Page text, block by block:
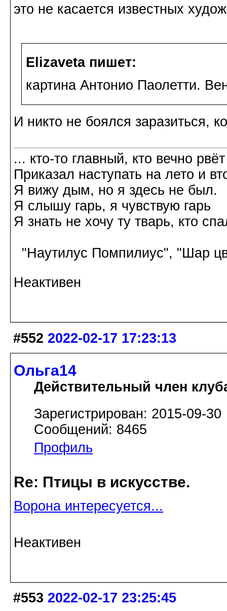
это не касается известных
Elizaveta пишет:
картина Антонио Паолетти.
И никто не боялся заразиться,
... кто-то главный, кто вечно рвёт
Приказал наступать на лето и
Я вижу дым, но я здесь не был.
Я слышу гарь, я чувствую гарь
Я знать не хочу ту тварь, кто
"Наутилус Помпилиус", "Шар
Неактивен
#552 2022-02-17 17:23:13
Ольга14
Действительный член
Зарегистрирован: 2015-09-30
Сообщений: 8465
Профиль
Re: Птицы в искусстве.
Ворона интересуется...
Неактивен
#553 2022-02-17 23:25:45